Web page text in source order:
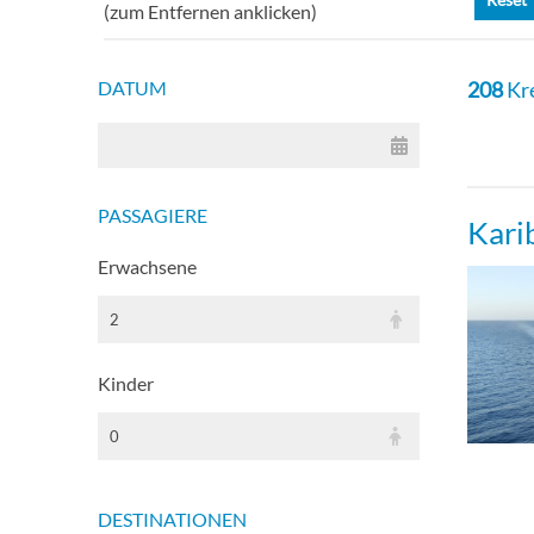
(zum Entfernen anklicken)
DATUM
PASSAGIERE
Erwachsene
2
Kinder
0
DESTINATIONEN
208